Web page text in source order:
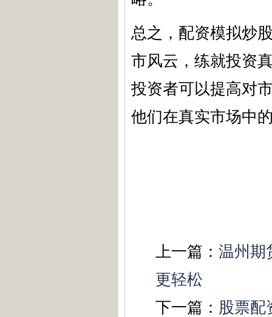
总之，配资模拟炒
市风云，练就投资
投资者可以提高对
他们在真实市场中
上一篇： 温州期
更轻松
下一篇： 股票配